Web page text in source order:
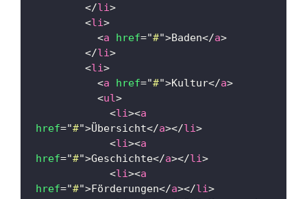
</li>
<li>
<a href="#">Baden</a>
</li>
<li>
<a href="#">Kultur</a>
<ul>
<li><a
href="#">Übersicht</a></li>
<li><a
href="#">Geschichte</a></li>
<li><a
href="#">Förderungen</a></li>